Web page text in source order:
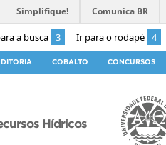
a busca 3 Ir para o rodapé 4
Simplifique! Comunica BR
COBALTO CONCURSOS
Hídricos